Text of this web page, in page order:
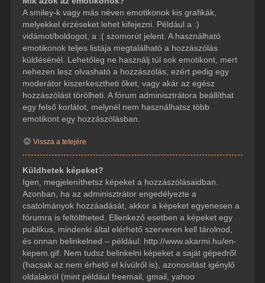
A smiley-k vagy más néven emotikonok kis grafikák,
melyekkel érzéseket lehet kifejezni. Például a :)
vidámot/boldogot, a :( szomorút jelent. A használható
emotikonok teljes listája megtalálható a hozzászólás
küldésénél. Lehetőleg ne használj túl sok emotikont, mert
nehezen lesz olvasható a hozzászólás, ezért pedig egy
moderátor kiszerkesztheti őket, vagy akár az egész
hozzászólást törölheti. A fórum adminisztrátora beállíthat
egy felső korlátot, melynél nem használhatsz több
emotikont egy hozzászólásban.
Vissza a tetejére
Küldhetek képeket?
Igen, megjeleníthetsz képeket a hozzászólásaidban.
Azonban, ha az adminisztrátor engedélyezte a
csatolmányok hozzáadását, akkor a képeket egyenesen a
fórumra is feltöltheted. Ellenkező esetben a képeket egy
publikus, mindenki által elérhető szerveren kell tárolnod,
és onnan belinkelned – például: http://www.akarmi.hu/en-
kepem.gif. Nem tudsz belinkelni képeket a saját gépedről
(hacsak az nem érhető el kívülről is), azonosítást igénylő
oldalakról (mint például freemail, gmail, yahoo